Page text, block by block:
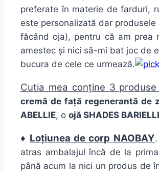
preferate în materie de farduri,
este personalizată dar
făcând oja), pentru că am prea
amestec și nici să-mi bat joc de
bucura de cele ce urmează.
Cutia mea conține 3
cremă de față regenerantă de
ABELLIE, o ojă SHADES
♦ Loțiunea de corp NAOBAY
atras ambalajul încă de la
până acum la nici un produs de